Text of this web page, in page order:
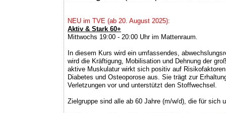
NEU im TVE (ab 20. August 2025):
Aktiv & Stark 60+
Mittwochs 19:00 - 20:00 Uhr im Mattenraum.
In diesem Kurs wird ein umfassendes,
wird die Kräftigung, Mobilisation und Dehnung der
aktive Muskulatur wirkt sich positiv auf
Diabetes und Osteoporose aus. Sie trägt zur
Verletzungen vor und unterstützt den Stoffwechsel.
Zielgruppe sind alle ab 60 Jahre (m/w/d), die für sich